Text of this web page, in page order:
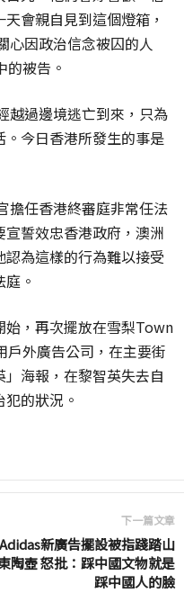
會親自見到這個燈箱，
心因政治信念被囚的人
被告。
越過邊境逃亡到來，只為
今日香港所發生的事是
擔任香港終審庭非常任法
誓效忠香港政府，澳洲
為這樣的行為難以接受
。
始，再次擺放在雪梨Town
外廣告公司，在主要街
海報，在黎智英失去自
的狀況。
下一篇文章
Adidas新廣告擺設被指踐踏山
陶壺 怒批：踩中國文物就是
踩中國人的臉